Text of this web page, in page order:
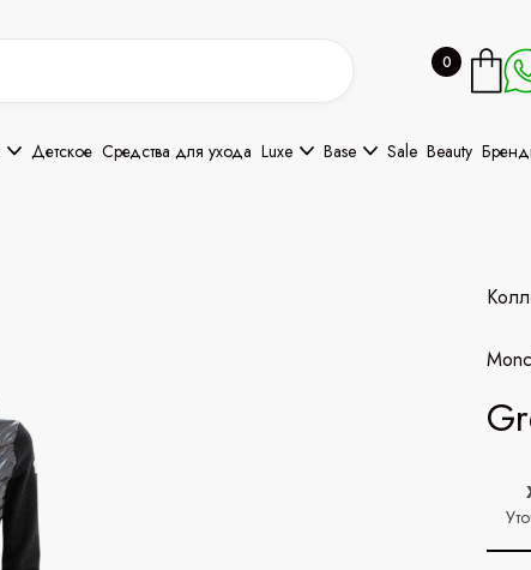
0
Детское Средства для ухода Luxe Base Sale Beauty